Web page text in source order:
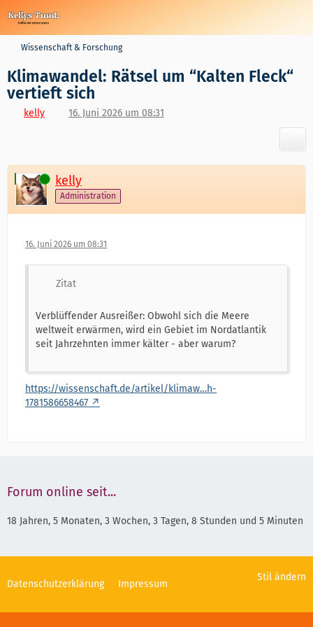
Wissenschaft & Forschung
Klimawandel: Rätsel um “Kalten Fleck“
vertieft sich
kelly 16. Juni 2026 um 08:31
Online kelly
Administration
16. Juni 2026 um 08:31
Zitat
Verblüffender Ausreißer: Obwohl sich die Meere
weltweit erwärmen, wird ein Gebiet im Nordatlantik
seit Jahrzehnten immer kälter - aber warum?
https://wissenschaft.de/artikel/klimaw…h-
1781586658467
Forum online seit...
18 Jahren, 5 Monaten, 3 Wochen, 3 Tagen, 8 Stunden und 5 Minuten
Stil ändern
Datenschutzerklärung Impressum